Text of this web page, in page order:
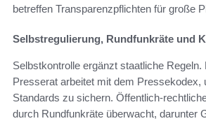
betreffen Transparenzpflichten für große
Selbstregulierung, Rundfunkräte und
Selbstkontrolle ergänzt staatliche
Presserat arbeitet mit dem Pressekodex,
Standards zu sichern. Öffentlich-
durch Rundfunkräte überwacht, darunter